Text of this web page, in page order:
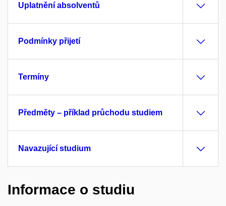
Uplatnění absolventů
Podmínky přijetí
Termíny
Předměty – příklad průchodu studiem
Navazující studium
Informace o studiu